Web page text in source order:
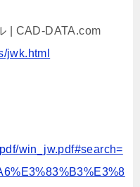
| CAD-DATA.com
jwk.html
win_jw.pdf#search=